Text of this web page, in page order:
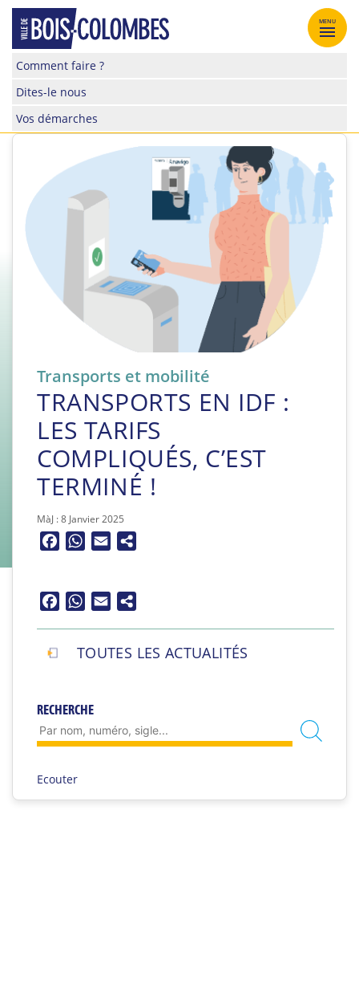
Skip
content
Site
de
la
Colombes
Comment faire ?
Dites-le nous
Vos démarches
MENU
Transports et mobilité
TRANSPORTS EN IDF :
LES TARIFS
COMPLIQUÉS, C’EST
TERMINÉ !
MàJ : 8 Janvier 2025
FacebookWhatsApp
Email
FacebookWhatsApp
Email
TOUTES LES ACTUALITÉS
RECHERCHE
Ecouter